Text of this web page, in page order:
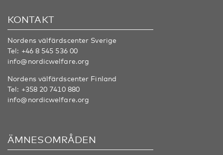
KONTAKT
Nordens välfärdscenter Sverige
Tel: +46 8 545 536 00
info@nordicwelfare.org
Nordens välfärdscenter Finland
Tel: +358 20 7410 880
info@nordicwelfare.org
ÄMNESOMRÅDEN